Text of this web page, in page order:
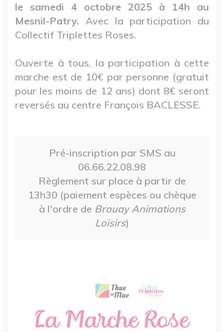
le samedi 4 octobre 2025 à 14h au
Mesnil-Patry. Avec la participation du
Collectif Triplettes Roses.
Ouverte à tous, la participation à cette
marche est de 10€ par personne (gratuit
pour les moins de 12 ans) dont 8€ seront
reversés au centre François BACLESSE.
Pré-inscription par SMS au
06.66.22.08.98
Règlement sur place à partir de
13h30 (paiement espèces ou chèque
à l'ordre de Brouay Animations
Loisirs)